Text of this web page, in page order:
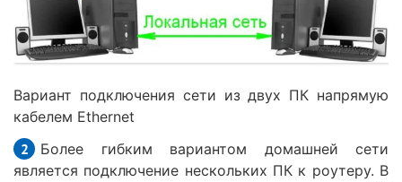
Вариант подключения сети из двух ПК напрямую
кабелем Ethernet
Более гибким вариантом домашней сети
является подключение нескольких ПК к роутеру. В